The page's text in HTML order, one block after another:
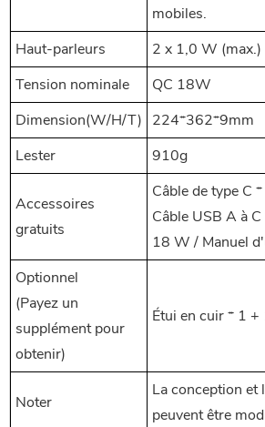
mobiles.
Haut-parleurs
2 x 1,0 W (max.)
Tension nominale
QC 18W
Dimension(W/H/T) 224*362*9mm
Lester
910g
Accessoires
gratuits
Câble de type C
Câble USB A à
18 W / Manuel
Optionnel
(Payez un
supplément pour
obtenir)
Étui en cuir * 1 +
Noter
La conception et
peuvent être